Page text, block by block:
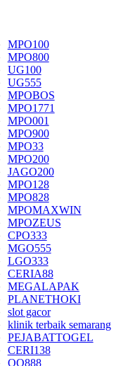
MPO100
MPO800
UG100
UG555
MPOBOS
MPO1771
MPO001
MPO900
MPO33
MPO200
JAGO200
MPO128
MPO828
MPOMAXWIN
MPOZEUS
CPO333
MGO555
LGO333
CERIA88
MEGALAPAK
PLANETHOKI
slot gacor
klinik terbaik semarang
PEJABATTOGEL
CERI138
QQ888